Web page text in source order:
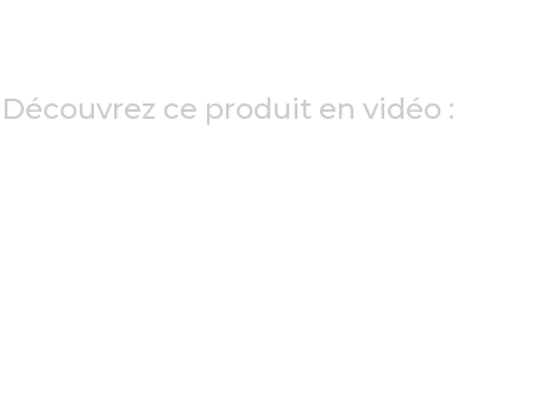
Découvrez ce produit en vidéo :